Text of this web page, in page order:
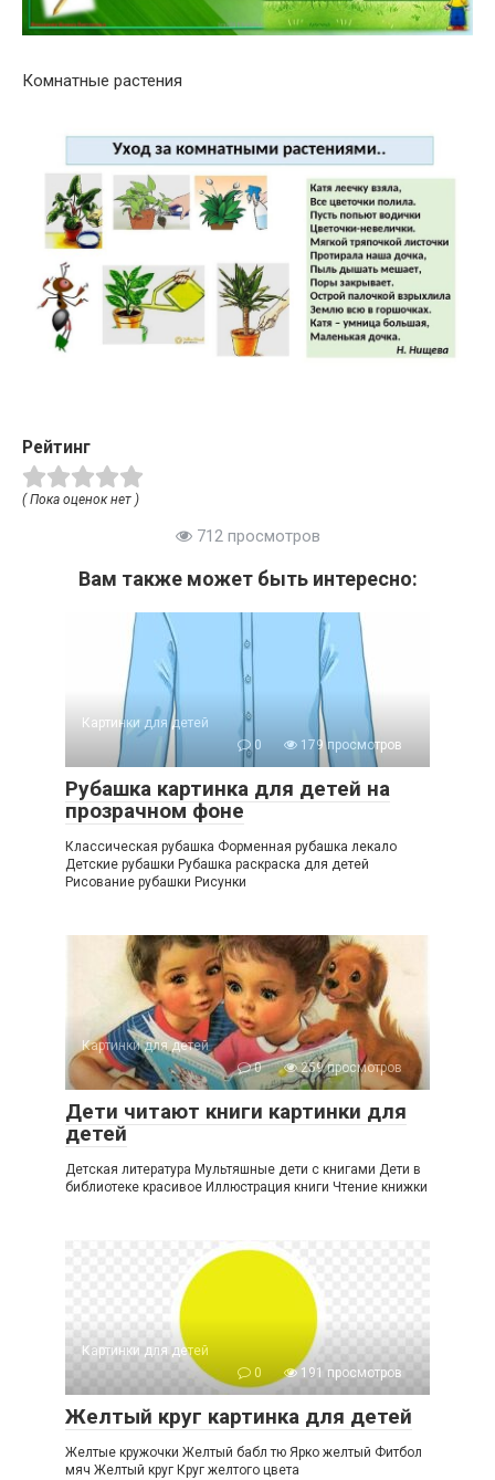
Комнатные растения
Рейтинг
( Пока оценок нет )
712 просмотров
Вам также может быть интересно:
Картинки для детей
0
179 просмотров
Рубашка картинка для детей на
прозрачном фоне
Классическая рубашка Форменная рубашка лекало
Детские рубашки Рубашка раскраска для детей
Рисование рубашки Рисунки
Картинки для детей
0
259 просмотров
Дети читают книги картинки для
детей
Детская литература Мультяшные дети с книгами Дети в
библиотеке красивое Иллюстрация книги Чтение книжки
Картинки для детей
0
191 просмотров
Желтый круг картинка для детей
Желтые кружочки Желтый бабл тю Ярко желтый Фитбол
мяч Желтый круг Круг желтого цвета